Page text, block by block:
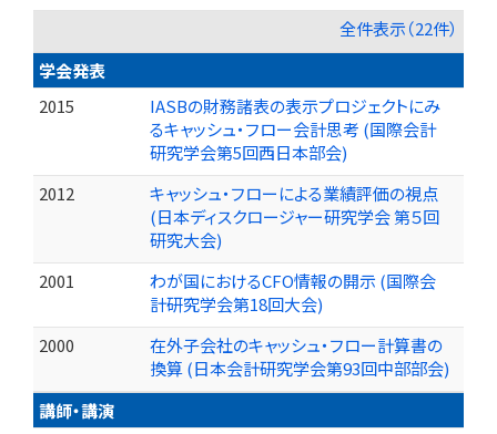
全件表示（22件）
学会発表
2015
IASBの財務諸表の表示プロジェクトにみ
るキャッシュ・フロー会計思考 (国際会計
研究学会第5回西日本部会)
2012
キャッシュ・フローによる業績評価の視点
(日本ディスクロージャー研究学会 第５回
研究大会)
2001
わが国におけるCFO情報の開示 (国際会
計研究学会第18回大会)
2000
在外子会社のキャッシュ・フロー計算書の
換算 (日本会計研究学会第93回中部部会)
講師・講演